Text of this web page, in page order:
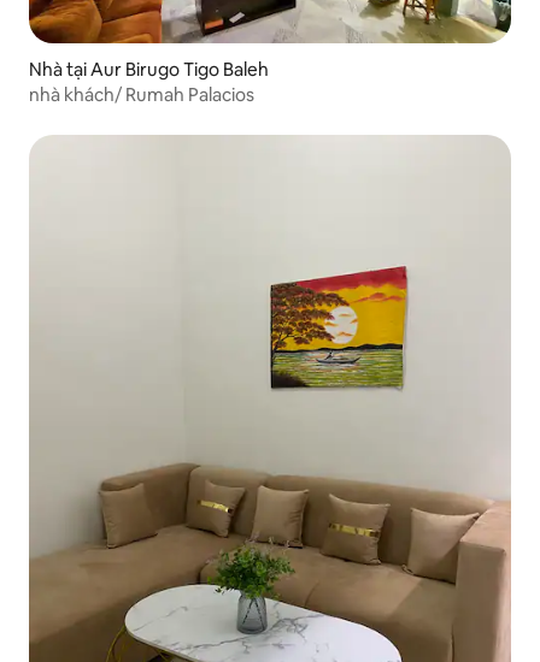
Nhà tại Aur Birugo Tigo Baleh
nhà khách/ Rumah Palacios